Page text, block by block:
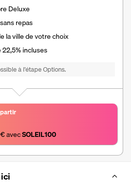
Deluxe
repas
la ville de votre choix
22,5%incluses
à l’étape Options.
avec SOLEIL100